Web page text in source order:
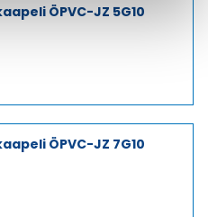
ÖPVC-JZ 5G10
ÖPVC-JZ 7G10